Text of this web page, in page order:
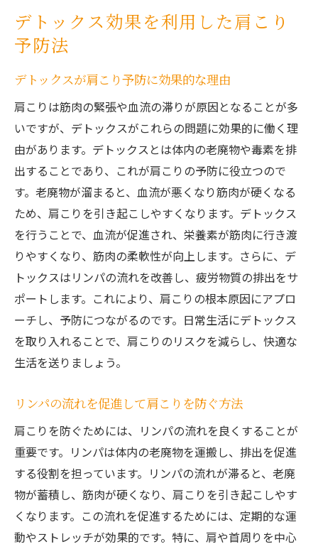
デトックス効果を利用した肩こり
予防法
デトックスが肩こり予防に効果的な理由
肩こりは筋肉の緊張や血流の滞りが原因となることが多
いですが、デトックスがこれらの問題に効果的に働く理
由があります。デトックスとは体内の老廃物や毒素を排
出することであり、これが肩こりの予防に役立つので
す。老廃物が溜まると、血流が悪くなり筋肉が硬くなる
ため、肩こりを引き起こしやすくなります。デトックス
を行うことで、血流が促進され、栄養素が筋肉に行き渡
りやすくなり、筋肉の柔軟性が向上します。さらに、デ
トックスはリンパの流れを改善し、疲労物質の排出をサ
ポートします。これにより、肩こりの根本原因にアプロ
ーチし、予防につながるのです。日常生活にデトックス
を取り入れることで、肩こりのリスクを減らし、快適な
生活を送りましょう。
リンパの流れを促進して肩こりを防ぐ方法
肩こりを防ぐためには、リンパの流れを良くすることが
重要です。リンパは体内の老廃物を運搬し、排出を促進
する役割を担っています。リンパの流れが滞ると、老廃
物が蓄積し、筋肉が硬くなり、肩こりを引き起こしやす
くなります。この流れを促進するためには、定期的な運
動やストレッチが効果的です。特に、肩や首周りを中心